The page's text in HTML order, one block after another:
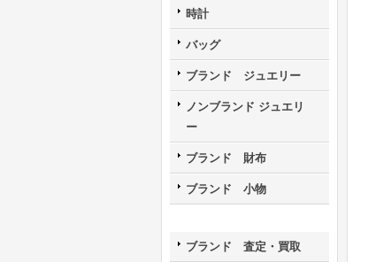
時計
バッグ
ブランド ジュエリー
ノンブランド ジュエリ
ー
ブランド 財布
ブランド 小物
ブランド 査定・買取